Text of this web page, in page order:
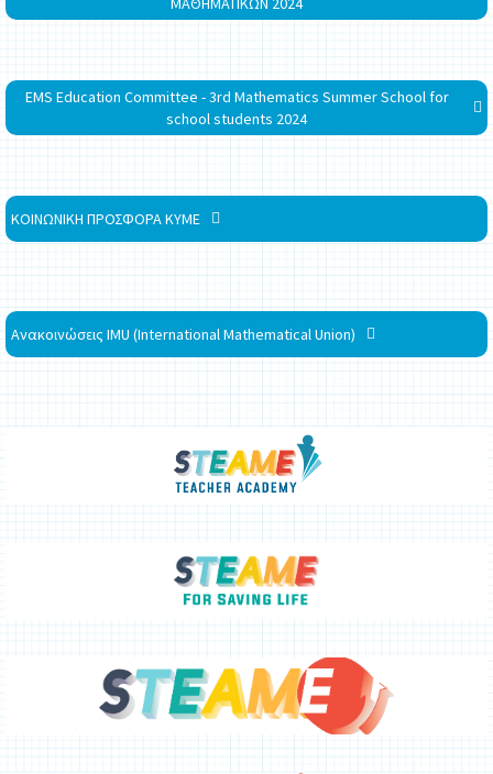
EMS Education Committee - 3rd Mathematics Summer School for
school students 2024
ΚΟΙΝΩΝΙΚΗ ΠΡΟΣΦΟΡΑ ΚΥΜΕ
Ανακοινώσεις IMU (International Mathematical Union)